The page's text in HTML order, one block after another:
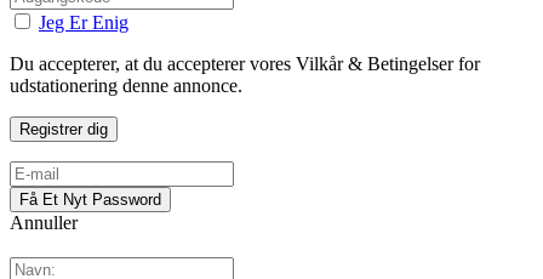
Jeg Er Enig
Du accepterer, at du accepterer vores Vilkår & Betingelser for
udstationering denne annonce.
Annuller